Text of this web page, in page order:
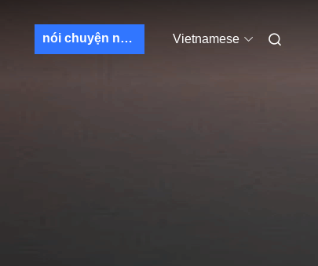
nói chuyện ngay. Vietnamese